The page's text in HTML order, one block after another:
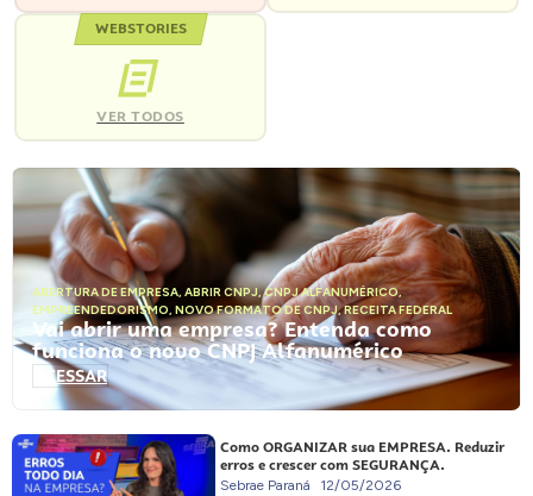
WEBSTORIES
VER TODOS
ABERTURA DE EMPRESA, ABRIR CNPJ,CNPJ ALFANUMÉRICO,
EMPREENDEDORISMO, NOVO FORMATO DE CNPJ,RECEITA FEDERAL
Vai abrir uma empresa? Entenda como
funciona o novo CNPJ Alfanumérico
ACESSAR
Como ORGANIZAR sua EMPRESA. Reduzir
erros e crescer com SEGURANÇA.
Sebrae Paraná 12/05/2026